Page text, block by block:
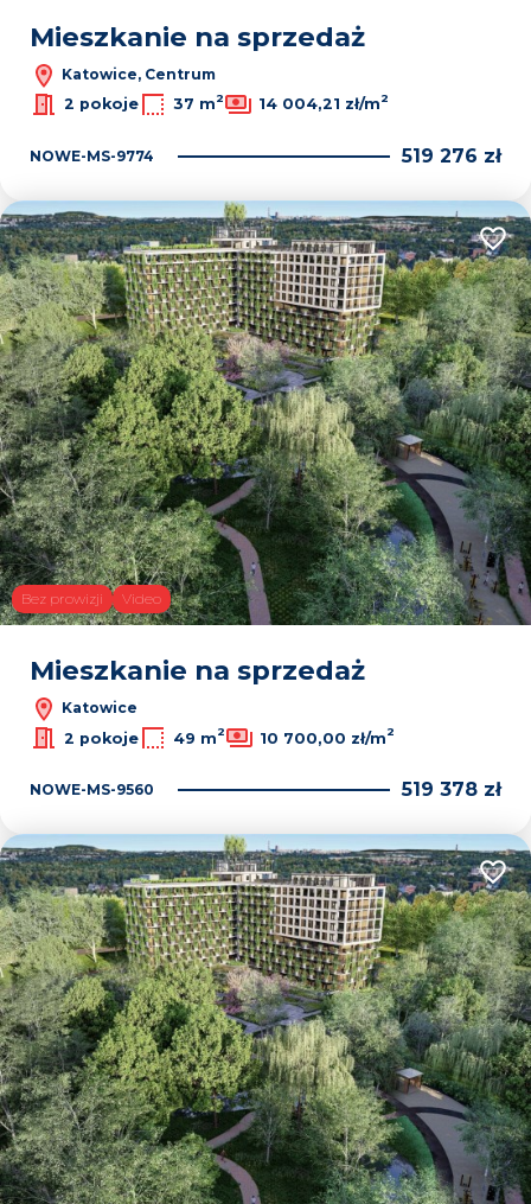
Mieszkanie na sprzedaż
Katowice, Centrum
2 pokoje
37 m2 14 004,21 zł/m2
NOWE-MS-9774 519 276 zł
Bez prowizji Video
Mieszkanie na sprzedaż
Katowice
2 pokoje
49 m2 10 700,00 zł/m2
NOWE-MS-9560 519 378 zł